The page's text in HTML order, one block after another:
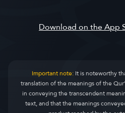
Important note:It is noteworthy
translation of the meanings of the
in conveying the transcendent
text, and that the meanings